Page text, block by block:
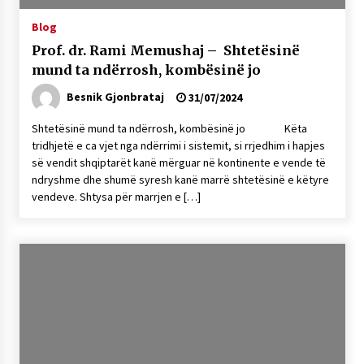
ZHVILLUA EDICIONI I TRETË I PIKNIKU
26/05/2026
Gazeta Kallarati nr. 117
03/05/2026
Gazeta Kallarati nr. 116
28/01/2026
Mbi kockat e martirëve ngrihet Atdheu
Gazeta Kallarati nr. 115
Blog
Prof. dr. Rami Memushaj – Shtetësinë
mund ta ndërrosh, kombësinë jo
Besnik Gjonbrataj 31/07/2024
Shtetësinë mund ta ndërrosh, kombësinë jo Këta
tridhjetë e ca vjet nga ndërrimi i sistemit, si rrjedhim i hapjes
së vendit shqiptarët kanë mërguar në kontinente e vende të
ndryshme dhe shumë syresh kanë marrë shtetësinë e këtyre
vendeve. Shtysa për marrjen e […]